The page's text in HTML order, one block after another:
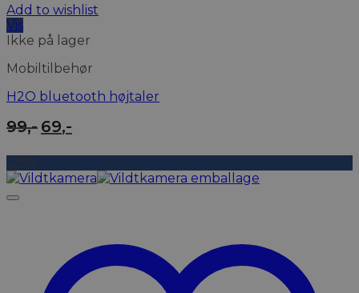
Add to wishlist
Vis
Ikke på lager
Mobiltilbehør
H2O bluetooth højtaler
99,- Den
oprindelige
pris
var:
99,-.
69,-
aktuelle
pris
er:
69,-.
-25%